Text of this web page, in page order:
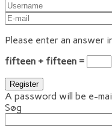
Please enter an answer
fifteen + fifteen =
A password will be e-
Søg